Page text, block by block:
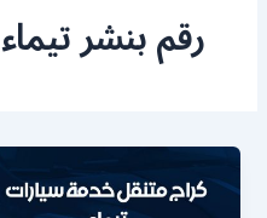
رقم بنشر تيماء